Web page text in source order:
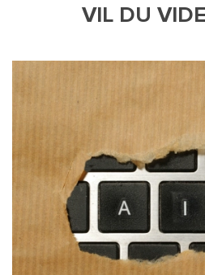
VIL DU